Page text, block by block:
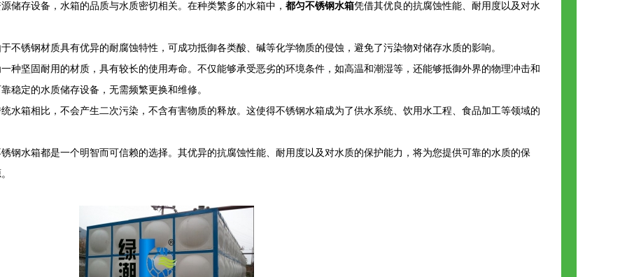
储存设备，水箱的品质与水质密切相关。在种类繁多的水箱中， 都匀不锈钢水箱凭借其优良的抗腐蚀性能、耐用度以及对水
不锈钢材质具有优异的耐腐蚀特性，可成功抵御各类酸、碱等化学物质的侵蚀，避免了污染物对储存水质的影响。
种坚固耐用的材质，具有较长的使用寿命。不仅能够承受恶劣的环境条件，如高温和潮湿等，还能够抵御外界的物理冲击和
稳定的水质储存设备，无需频繁更换和维修。
水箱相比，不会产生二次污染，不含有害物质的释放。这使得不锈钢水箱成为了供水系统、饮用水工程、食品加工等领域的
钢水箱都是一个明智而可信赖的选择。其优异的抗腐蚀性能、耐用度以及对水质的保护能力，将为您提供可靠的水质的保